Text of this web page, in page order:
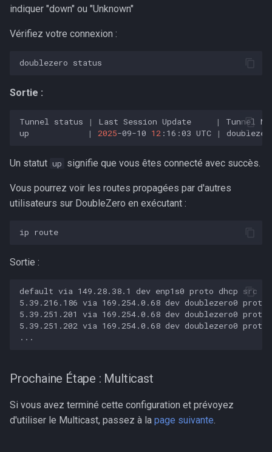
indiquer "down" ou "Unknown"
Vérifiez votre connexion :
doublezero
Sortie :
Tunnel status | Last Session Update | Tunnel
up
| 2025-09-10 12 :16:03 UTC |
Un statut up signifie que vous êtes connecté avec succès.
Vous pourrez voir les routes propagées par d'autres
utilisateurs sur DoubleZero en exécutant :
Sortie :
default via 149.28.38.1 dev enp1s0 proto dhcp src
5.39.216.186 via 169.254.0.68 dev doublezero0
5.39.251.201 via 169.254.0.68 dev doublezero0
5.39.251.202 via 169.254.0.68 dev doublezero0
Prochaine Étape : Multicast
Si vous avez terminé cette configuration et prévoyez
d'utiliser le Multicast, passez à la page suivante